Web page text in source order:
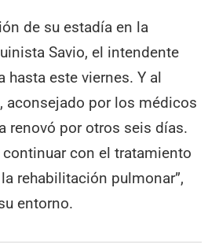
de su estadía en la
Savio, el intendente
hasta este viernes. Y al
aconsejado por los médicos
renovó por otros seis días.
continuar con el tratamiento
rehabilitación pulmonar”,
entorno.